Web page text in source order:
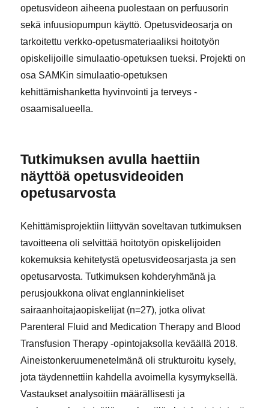
opetusvideon aiheena puolestaan on perfuusorin
sekä infuusiopumpun käyttö. Opetusvideosarja on
tarkoitettu verkko-opetusmateriaaliksi hoitotyön
opiskelijoille simulaatio-opetuksen tueksi. Projekti on
osa SAMKin simulaatio-opetuksen
kehittämishanketta hyvinvointi ja terveys -
osaamisalueella.
Tutkimuksen avulla haettiin
näyttöä opetusvideoiden
opetusarvosta
Kehittämisprojektiin liittyvän soveltavan tutkimuksen
tavoitteena oli selvittää hoitotyön opiskelijoiden
kokemuksia kehitetystä opetusvideosarjasta ja sen
opetusarvosta. Tutkimuksen kohderyhmänä ja
perusjoukkona olivat englanninkieliset
sairaanhoitajaopiskelijat (n=27), jotka olivat
Parenteral Fluid and Medication Therapy and Blood
Transfusion Therapy -opintojaksolla keväällä 2018.
Aineistonkeruumenetelmänä oli strukturoitu kysely,
jota täydennettiin kahdella avoimella kysymyksellä.
Vastaukset analysoitiin määrällisesti ja